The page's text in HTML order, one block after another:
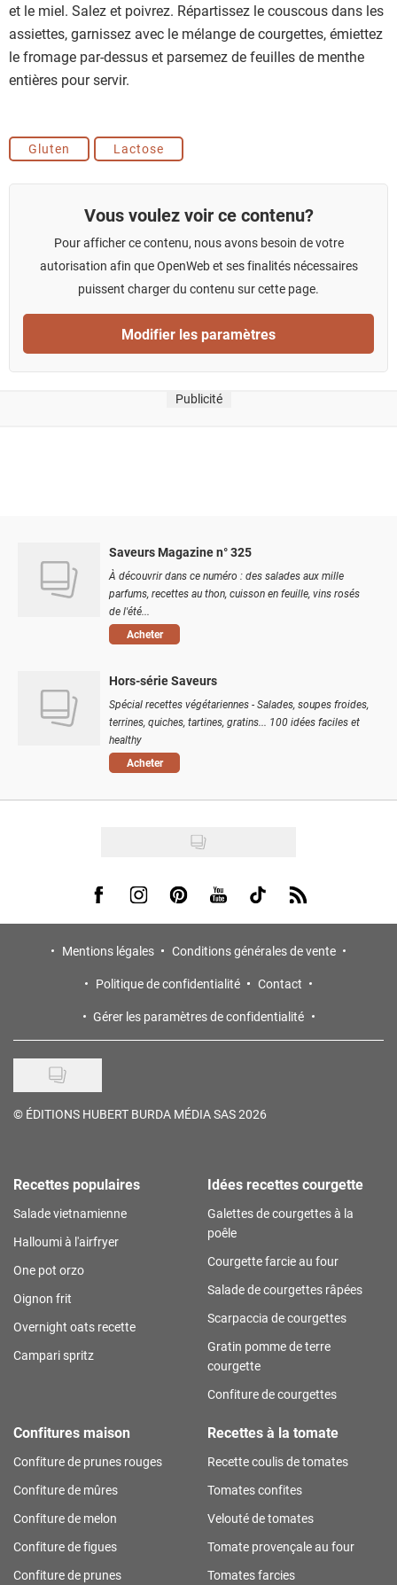
et le miel. Salez et poivrez. Répartissez le couscous dans les
assiettes, garnissez avec le mélange de courgettes, émiettez
le fromage par-dessus et parsemez de feuilles de menthe
entières pour servir.
Gluten Lactose
Vous voulez voir ce contenu?
Pour afficher ce contenu, nous avons besoin de votre
autorisation afin que OpenWeb et ses finalités nécessaires
puissent charger du contenu sur cette page.
Modifier les paramètres
Publicité
Saveurs Magazine n° 325
À découvrir dans ce numéro : des salades aux mille
parfums, recettes au thon, cuisson en feuille, vins rosés
de l'été...
Acheter
Hors-série Saveurs
Spécial recettes végétariennes - Salades, soupes froides,
terrines, quiches, tartines, gratins... 100 idées faciles et
healthy
Acheter
Visit us on Facebook
Visit us on Instagram
Visit us on Pinterest
Visit us on Youtube
Visit us on Tiktok
Visit us on Rss
Mentions légales
Conditions générales de vente
Politique de confidentialité
Contact
Gérer les paramètres de confidentialité
© ÉDITIONS HUBERT BURDA MÉDIA SAS 2026
Recettes populaires
Salade vietnamienne
Halloumi à l'airfryer
One pot orzo
Oignon frit
Overnight oats recette
Campari spritz
Idées recettes courgette
Galettes de courgettes à la
poêle
Courgette farcie au four
Salade de courgettes râpées
Scarpaccia de courgettes
Gratin pomme de terre
courgette
Confiture de courgettes
Confitures maison
Confiture de prunes rouges
Confiture de mûres
Confiture de melon
Confiture de figues
Confiture de prunes
Recettes à la tomate
Recette coulis de tomates
Tomates confites
Velouté de tomates
Tomate provençale au four
Tomates farcies